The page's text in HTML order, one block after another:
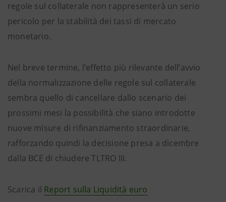
regole sul collaterale non rappresenterà un serio
pericolo per la stabilità dei tassi di mercato
monetario.
Nel breve termine, l’effetto più rilevante dell’avvio
della normalizzazione delle regole sul collaterale
sembra quello di cancellare dallo scenario dei
prossimi mesi la possibilità che siano introdotte
nuove misure di rifinanziamento straordinarie,
rafforzando quindi la decisione presa a dicembre
dalla BCE di chiudere TLTRO III.
Scarica il Report sulla Liquidità euro